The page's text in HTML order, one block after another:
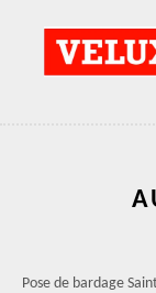
Pose de bardage